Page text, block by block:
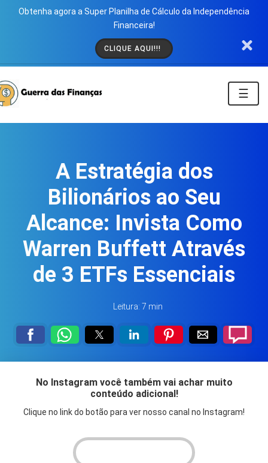
Obtenha agora a Super Planilha de Cálculo da Independência
Financeira!
CLIQUE AQUI!!!
☰
A Estratégia dos
Bilionários ao Seu
Alcance: Invista Como
Warren Buffett Através
de 3 ETFs Essenciais
Leitura: 7 min
No Instagram você também vai achar muito
conteúdo adicional!
Clique no link do botão para ver nosso canal no Instagram!